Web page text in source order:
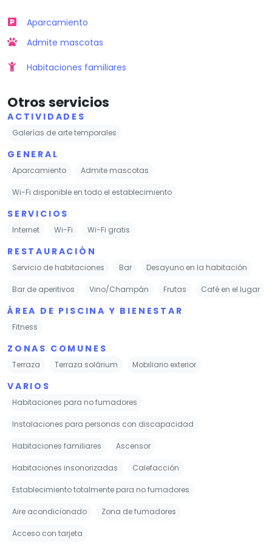
Aparcamiento
Admite mascotas
Habitaciones familiares
Otros servicios
ACTIVIDADES
Galerías de arte temporales
GENERAL
Aparcamiento Admite mascotas
Wi-Fi disponible en todo el establecimiento
SERVICIOS
Internet Wi-Fi Wi-Fi gratis
RESTAURACIÓN
Servicio de habitaciones Bar Desayuno en la habitación
Bar de aperitivos Vino/Champán Frutas Café en el lugar
ÁREA DE PISCINA Y BIENESTAR
Fitness
ZONAS COMUNES
Terraza Terraza solárium Mobiliario exterior
VARIOS
Habitaciones para no fumadores
Instalaciones para personas con discapacidad
Habitaciones familiares Ascensor
Habitaciones insonorizadas Calefacción
Establecimiento totalmente para no fumadores
Aire acondicionado Zona de fumadores
Acceso con tarjeta